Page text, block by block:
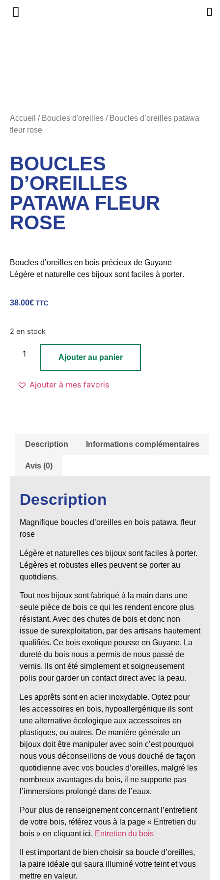
Accueil / Boucles d'oreilles / Boucles d’oreilles patawa
fleur rose
BOUCLES
D’OREILLES
PATAWA FLEUR
ROSE
Boucles d’oreilles en bois précieux de Guyane
Légère et naturelle ces bijoux sont faciles à porter.
38.00€ TTC
2 en stock
Ajouter au panier
Ajouter à mes favoris
Description Informations complémentaires
Avis (0)
Description
Magnifique boucles d’oreilles en bois patawa. fleur
rose
Légère et naturelles ces bijoux sont faciles à porter.
Légères et robustes elles peuvent se porter au
quotidiens.
Tout nos bijoux sont fabriqué à la main dans une
seule pièce de bois ce qui les rendent encore plus
résistant. Avec des chutes de bois et donc non
issue de surexploitation, par des artisans hautement
qualifiés. Ce bois exotique pousse en Guyane. La
dureté du bois nous a permis de nous passé de
vernis. Ils ont été simplement et soigneusement
polis pour garder un contact direct avec la peau.
Les apprêts sont en acier inoxydable. Optez pour
les accessoires en bois, hypoallergénique ils sont
une alternative écologique aux accessoires en
plastiques, ou autres. De manière générale un
bijoux doit être manipuler avec soin c’est pourquoi
nous vous déconseillons de vous douché de façon
quotidienne avec vos boucles d’oreilles, malgré les
nombreux avantages du bois, il ne supporte pas
l’immersions prolongé dans de l’eaux.
Pour plus de renseignement concernant l’entretient
de votre bois, référez vous à la page « Entretien du
bois » en cliquant ici. Entretien du bois
Il est important de bien choisir sa boucle d’oreilles,
la paire idéale qui saura illuminé votre teint et vous
mettre en valeur.